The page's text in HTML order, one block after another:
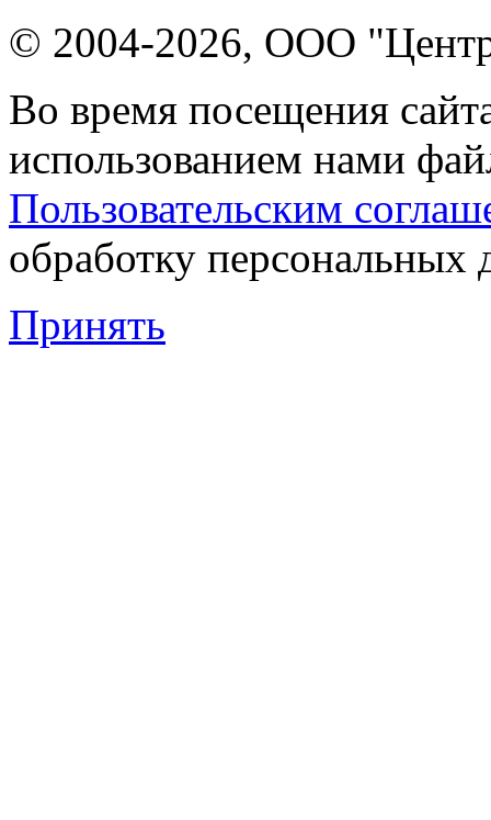
© 2004-2026, ООО "Центр
Во время посещения
использованием нами
Пользовательским
обработку персональных
Принять